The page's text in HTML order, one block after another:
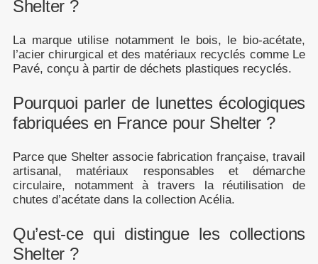
Shelter ?
La marque utilise notamment le bois, le bio-acétate,
l’acier chirurgical et des matériaux recyclés comme Le
Pavé, conçu à partir de déchets plastiques recyclés.
Pourquoi parler de lunettes écologiques
fabriquées en France pour Shelter ?
Parce que Shelter associe fabrication française, travail
artisanal, matériaux responsables et démarche
circulaire, notamment à travers la réutilisation de
chutes d’acétate dans la collection Acélia.
Qu’est-ce qui distingue les collections
Shelter ?